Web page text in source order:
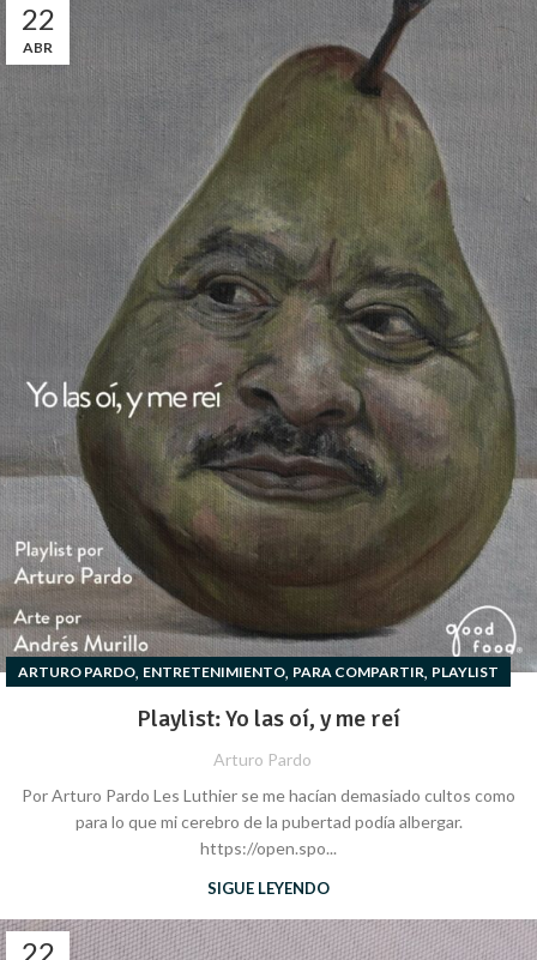
22
ABR
ARTURO PARDO, ENTRETENIMIENTO, PARA COMPARTIR, PLAYLIST
Playlist: Yo las oí, y me reí
Arturo Pardo
Por Arturo Pardo Les Luthier se me hacían demasiado cultos como
para lo que mi cerebro de la pubertad podía albergar.
https://open.spo...
SIGUE LEYENDO
22